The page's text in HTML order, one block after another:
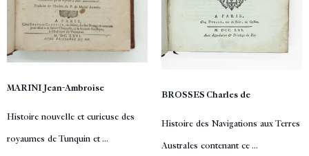
MARINI Jean-Ambroise
Histoire nouvelle et curieuse des
royaumes de Tunquin et ...
BROSSES Charles de
Histoire des Navigations aux Terres
Australes contenant ce ...